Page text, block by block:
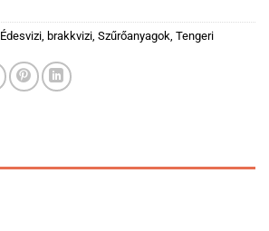
Édesvizi, brakkvizi, Szűrőanyagok, Tengeri